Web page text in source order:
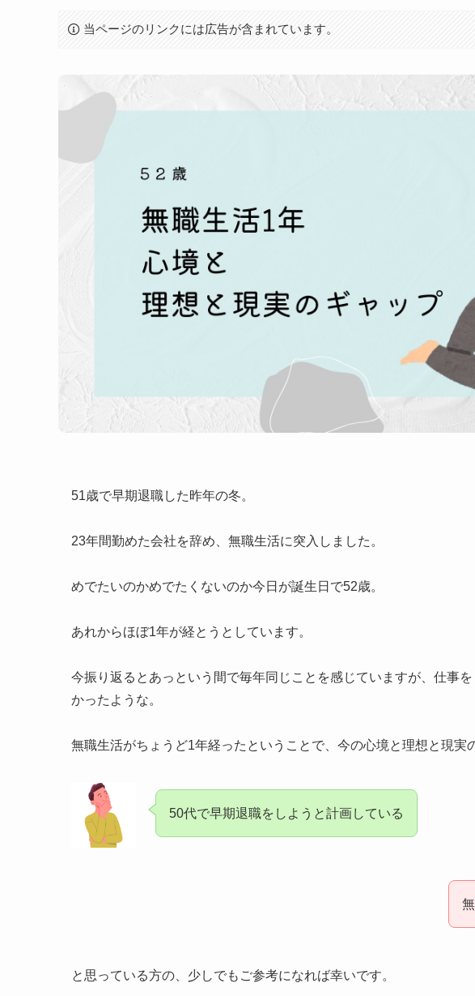
当ページのリンクには広告が含まれています。
51歳で早期退職した昨年の冬。
23年間勤めた会社を辞め、無職生活に突入しました。
めでたいのかめでたくないのか今日が誕生日で52歳。
あれからほぼ1年が経とうとしています。
今振り返るとあっという間で毎年同じことを感じていますが、仕事
かったような。
無職生活がちょうど1年経ったということで、今の心境と理想と現実
50代で早期退職をしようと計画している
と思っている方の、少しでもご参考になれば幸いです。